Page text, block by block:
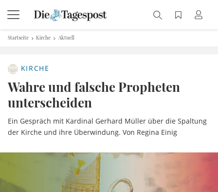
Startseite Kirche Aktuell
KIRCHE
Wahre und falsche Propheten
unterscheiden
Ein Gespräch mit Kardinal Gerhard Müller über die Spaltung
der Kirche und ihre Überwindung. Von Regina Einig